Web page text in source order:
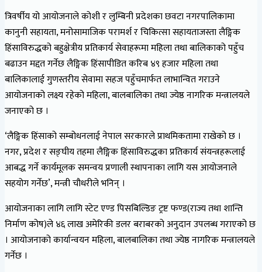
त्रिवर्षीय यो आयोजनाले कोशी र लुम्बिनी प्रदेशका छवटा नगरपालिकामा
कानुनी सहायता, मनोसामाजिक परामर्श र चिकित्सा सहायताजस्ता लैङ्गिक
हिंसाविरुद्धको बहुक्षेत्रीय प्रतिकार्य सेवाहरूमा महिला तथा बालिकाको पहुँच
बढाउन मद्दत गर्नेछ लैङ्गिक हिंसापीडित करिब ४९ हजार महिला तथा
बालिकालाई गुणस्तरीय सेवामा सहज पहुँचमार्फत लाभान्वित गराउने
आयोजनाको लक्ष्य रहेको महिला, बालबालिका तथा ज्येष्ठ नागरिक मन्त्रालयले
जनाएको छ ।
‘लैङ्गिक हिंसाको सम्बोधनलाई नेपाल सरकारले प्राथमिकतामा राखेको छ ।
नगर, प्रदेश र सङ्घीय तहमा लैङ्गिक हिंसाविरुद्धका प्रतिकार्य संयन्त्रहरूलाई
आबद्ध गर्ने कार्यमूलक समन्वय प्रणाली स्थापनाका लागि यस आयोजनाले
सहयोग गर्नेछ’, मन्त्री चौधरीले भनिन् ।
आयोजनाका लागि लागि स्टेट एण्ड पिसबिल्डिङ ट्रष्ट फण्ड(राज्य तथा शान्ति
निर्माण कोष)ले ४६ लाख अमेरिकी डलर बराबरको अनुदान उपलब्ध गराएको छ
। आयोजनाको कार्यान्वयन महिला, बालबालिका तथा ज्येष्ठ नागरिक मन्त्रालयले
गर्नेछ ।